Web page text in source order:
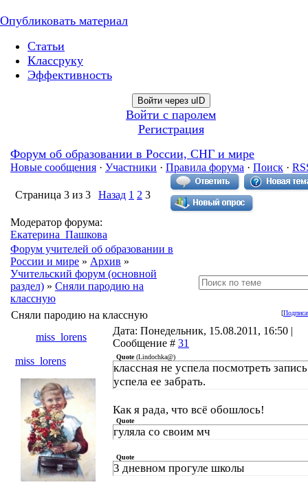
Опубликовать материал
Статьи
Классруку
Эффективность
Войти через uID
Войти с паролем
Регистрация
Форум об образовании в России, СНГ и мире
Новые сообщения · Участники · Правила форума · Поиск ·
Страница 3 из 3 Назад 1 2 3
Модератор форума:
Екатерина_Пашкова
Форум учителей об образовании в
России и мире » Архив »
Учительский форум (основной
раздел) » Сняли пародию на
классную
[
Сняли пародию на классную
miss_lorens
Дата: Понедельник, 15.08.2011, 16:50 |
Сообщение # 31
miss_lorens
Quote(Lindochka@)
классная не успела посмотреть
успела ее забрать.
Как я рада, что всё обошлось!
Quote
гуляла со своим мч
Quote
3 дневном прогуле школы